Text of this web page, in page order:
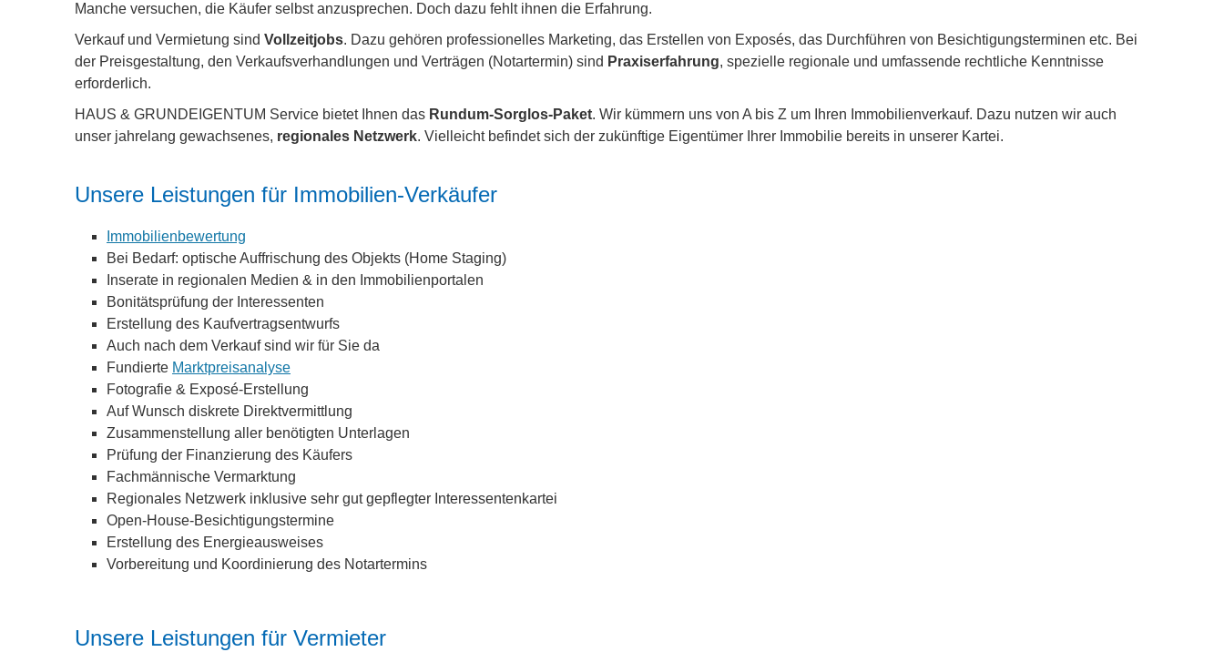
Manche versuchen, die Käufer selbst anzusprechen. Doch dazu fehlt ihnen die Erfahrung.
Verkauf und Vermietung sind Vollzeitjobs. Dazu gehören professionelles Marketing, das Erstellen von Exposés, das Durchführen von Besichtigungsterminen etc. Bei
der Preisgestaltung, den Verkaufsverhandlungen und Verträgen (Notartermin) sind Praxiserfahrung, spezielle regionale und umfassende rechtliche Kenntnisse
erforderlich.
HAUS & GRUNDEIGENTUM Service bietet Ihnen das Rundum-Sorglos-Paket. Wir kümmern uns von A bis Z um Ihren Immobilienverkauf. Dazu nutzen wir auch
unser jahrelang gewachsenes, regionales Netzwerk. Vielleicht befindet sich der zukünftige Eigentümer Ihrer Immobilie bereits in unserer Kartei.
Unsere Leistungen für Immobilien-Verkäufer
Immobilienbewertung
Bei Bedarf: optische Auffrischung des Objekts (Home Staging)
Inserate in regionalen Medien & in den Immobilienportalen
Bonitätsprüfung der Interessenten
Erstellung des Kaufvertragsentwurfs
Auch nach dem Verkauf sind wir für Sie da
Fundierte Marktpreisanalyse
Fotografie & Exposé-Erstellung
Auf Wunsch diskrete Direktvermittlung
Zusammenstellung aller benötigten Unterlagen
Prüfung der Finanzierung des Käufers
Fachmännische Vermarktung
Regionales Netzwerk inklusive sehr gut gepflegter Interessentenkartei
Open-House-Besichtigungstermine
Erstellung des Energieausweises
Vorbereitung und Koordinierung des Notartermins
Unsere Leistungen für Vermieter